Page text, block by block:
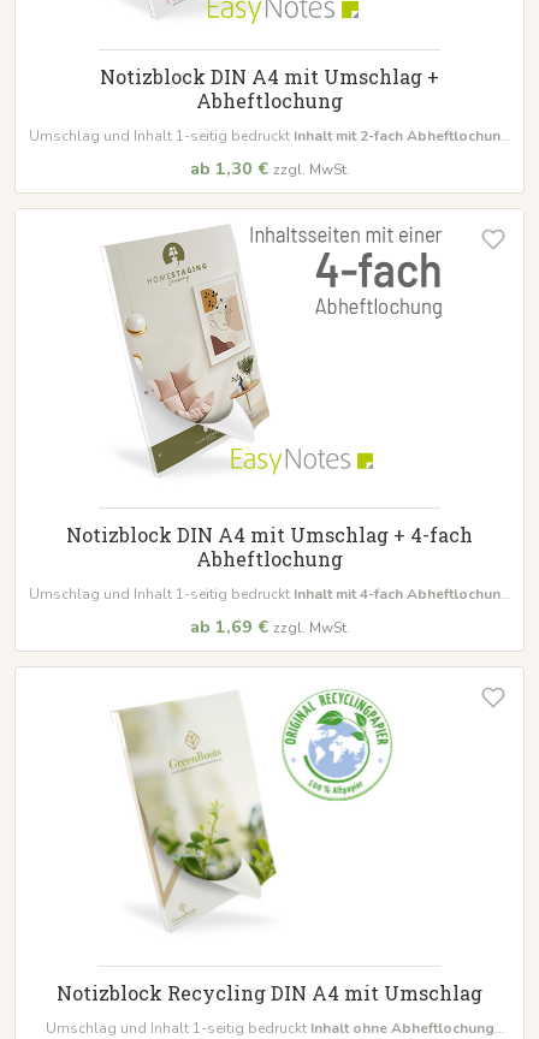
Notizblock DIN A4 mit Umschlag +
Abheftlochung
Umschlag und Inhalt 1-seitig bedruckt Inhalt mit 2-fach Abheftlochung
ab 1,30 € zzgl. MwSt.
Notizblock DIN A4 mit Umschlag + 4-fach
Abheftlochung
Umschlag und Inhalt 1-seitig bedruckt Inhalt mit 4-fach Abheftlochung
ab 1,69 € zzgl. MwSt.
Notizblock Recycling DIN A4 mit Umschlag
Umschlag und Inhalt 1-seitig bedruckt Inhalt ohne Abheftlochung